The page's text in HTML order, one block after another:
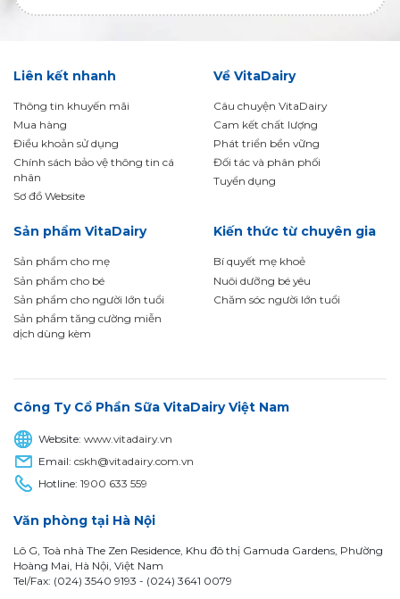
Liên kết nhanh
Thông tin khuyến mãi
Mua hàng
Điều khoản sử dụng
Chính sách bảo vệ thông tin cá
nhân
Sơ đồ Website
Về VitaDairy
Câu chuyện VitaDairy
Cam kết chất lượng
Phát triển bền vững
Đối tác và phân phối
Tuyển dụng
Sản phẩm VitaDairy
Sản phẩm cho mẹ
Sản phẩm cho bé
Sản phẩm cho người lớn tuổi
Sản phẩm tăng cường miễn
dịch dùng kèm
Kiến thức từ chuyên gia
Bí quyết mẹ khoẻ
Nuôi dưỡng bé yêu
Chăm sóc người lớn tuổi
Công Ty Cổ Phần Sữa VitaDairy Việt Nam
Website:www.vitadairy.vn
Email:cskh@vitadairy.com.vn
Hotline:1900 633 559
Văn phòng tại Hà Nội
Lô G, Toà nhà The Zen Residence, Khu đô thị Gamuda Gardens, Phường
Hoàng Mai, Hà Nội, Việt Nam
Tel/Fax: (024) 3540 9193 - (024) 3641 0079